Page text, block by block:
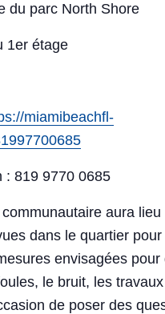
du parc North Shore
1er étage
miamibeachfl-
: 819 9770 0685
aura lieu
dans le quartier
envisagées pour
le bruit, les
de poser des